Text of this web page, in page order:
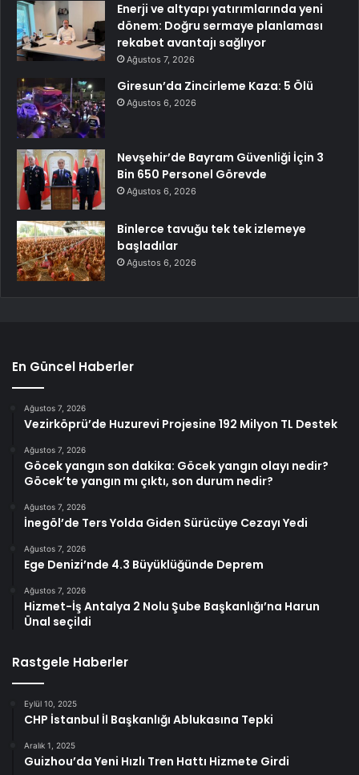
Enerji ve altyapı yatırımlarında yeni
dönem: Doğru sermaye planlaması
rekabet avantajı sağlıyor
Ağustos 7, 2026
Giresun’da Zincirleme Kaza: 5 Ölü
Ağustos 6, 2026
Nevşehir’de Bayram Güvenliği İçin 3
Bin 650 Personel Görevde
Ağustos 6, 2026
Binlerce tavuğu tek tek izlemeye
başladılar
Ağustos 6, 2026
En Güncel Haberler
Ağustos 7, 2026
Vezirköprü’de Huzurevi Projesine 192 Milyon TL Destek
Ağustos 7, 2026
Göcek yangın son dakika: Göcek yangın olayı nedir?
Göcek’te yangın mı çıktı, son durum nedir?
Ağustos 7, 2026
İnegöl’de Ters Yolda Giden Sürücüye Cezayı Yedi
Ağustos 7, 2026
Ege Denizi’nde 4.3 Büyüklüğünde Deprem
Ağustos 7, 2026
Hizmet-İş Antalya 2 Nolu Şube Başkanlığı’na Harun
Ünal seçildi
Rastgele Haberler
Eylül 10, 2025
CHP İstanbul İl Başkanlığı Ablukasına Tepki
Aralık 1, 2025
Guizhou’da Yeni Hızlı Tren Hattı Hizmete Girdi